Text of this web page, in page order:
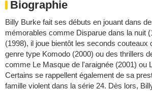
Biographie
Billy Burke fait ses débuts en jouant dans
mémorables comme Disparue dans la nuit
(1998), il joue bientôt les seconds couteaux
genre type Komodo (2000) ou des thrillers
comme Le Masque de l'araignée (2001) ou
Certains se rappellent également de sa
famille violent dans la série 24. Dès lors,